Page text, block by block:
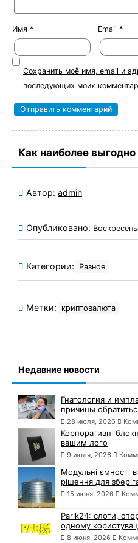
Имя * Email *
Сохранить моё имя, email и
последующих моих
Как наиболее
Автор: admin
Опубликовано:
Категории: Разное
Метки: криптовалюта
Недавние новости
Гнатология и
причины
28 июля, 2026
Корпоративні
вашим лого
9 июля, 2026
Модульні ємності
рішення для
15 июня, 2026
Parik24: слоти,
одному
8 июня, 2026